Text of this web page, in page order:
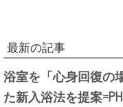
最新の記事
浴室を「心身回復の
た新入浴法を提案